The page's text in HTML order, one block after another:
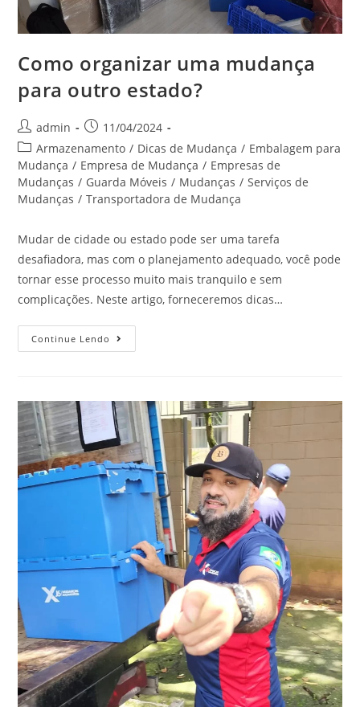
Como organizar uma mudança
para outro estado?
admin
11/04/2024
Armazenamento / Dicas de Mudança / Embalagem para
Mudança / Empresa de Mudança / Empresas de
Mudanças / Guarda Móveis / Mudanças / Serviços de
Mudanças / Transportadora de Mudança
Mudar de cidade ou estado pode ser uma tarefa
desafiadora, mas com o planejamento adequado, você pode
tornar esse processo muito mais tranquilo e sem
complicações. Neste artigo, forneceremos dicas…
Continue Lendo